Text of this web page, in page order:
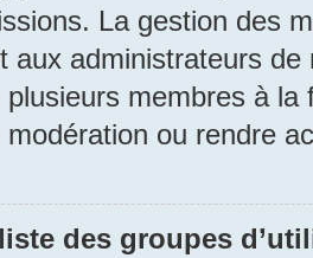
La gestion des
aux administrateurs
membres à la
ou rendre
des groupes